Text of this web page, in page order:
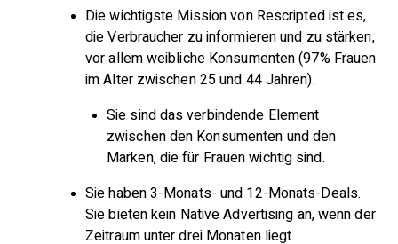
Die wichtigste Mission von Rescripted ist es,
die Verbraucher zu informieren und zu stärken,
vor allem weibliche Konsumenten (97% Frauen
im Alter zwischen 25 und 44 Jahren).
Sie sind das verbindende Element
zwischen den Konsumenten und den
Marken, die für Frauen wichtig sind.
Sie haben 3-Monats- und 12-Monats-Deals.
Sie bieten kein Native Advertising an, wenn der
Zeitraum unter drei Monaten liegt.